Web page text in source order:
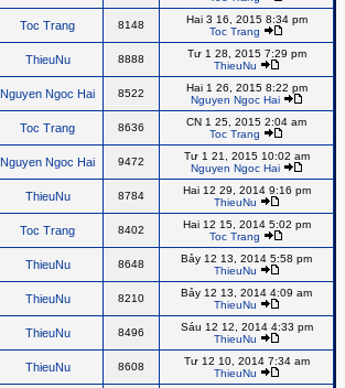
Toc Trang 8148
Hai 3 16, 2015 8:34 pm
Toc Trang
ThieuNu 8888
Tư 1 28, 2015 7:29 pm
ThieuNu
Nguyen Ngoc Hai 8522
Hai 1 26, 2015 8:22 pm
Nguyen Ngoc Hai
Toc Trang 8636
CN 1 25, 2015 2:04 am
Toc Trang
Nguyen Ngoc Hai 9472
Tư 1 21, 2015 10:02 am
Nguyen Ngoc Hai
ThieuNu 8784
Hai 12 29, 2014 9:16 pm
ThieuNu
Toc Trang 8402
Hai 12 15, 2014 5:02 pm
Toc Trang
ThieuNu 8648
Bảy 12 13, 2014 5:58 pm
ThieuNu
ThieuNu 8210
Bảy 12 13, 2014 4:09 am
ThieuNu
ThieuNu 8496
Sáu 12 12, 2014 4:33 pm
ThieuNu
ThieuNu 8608
Tư 12 10, 2014 7:34 am
ThieuNu